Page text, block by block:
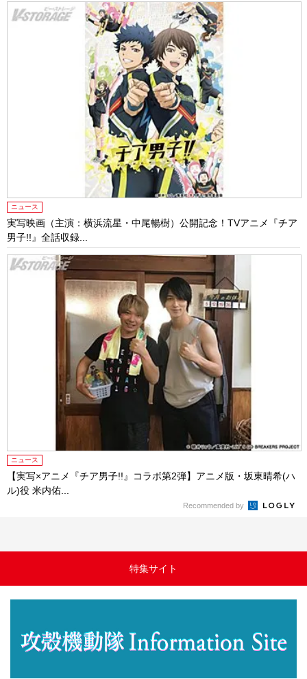
ニュース
実写映画（主演：横浜流星・中尾暢樹）公開記念！TVアニメ『チア
男子!!』全話収録...
ニュース
【実写×アニメ『チア男子!!』コラボ第2弾】アニメ版・坂東晴希(ハ
ル)役 米内佑...
Recommended by
特集サイト